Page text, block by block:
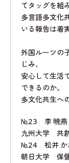
てタッグを組み
多言語多文化
いる報告は着
外国ルーツの
じみ、
安心して生活
できるのか。
多文化共生へ
№23 李 暁燕
九州大学 共
№24 松井 か
朝日大学 保